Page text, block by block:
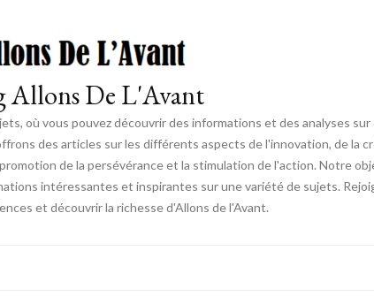
Allons De L'Avant
où vous pouvez découvrir des informations et des analyses
des articles sur les différents aspects de l'innovation, de la
de la persévérance et la stimulation de l'action. Notre
intéressantes et inspirantes sur une variété de sujets.
et découvrir la richesse d'Allons de l'Avant.